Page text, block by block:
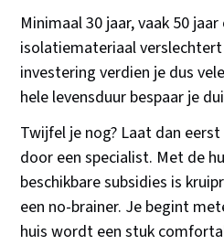
Minimaal 30 jaar, vaak 50
isolatiemateriaal
investering verdien je dus
hele levensduur bespaar je
Twijfel je nog? Laat dan
door een specialist. Met de
beschikbare subsidies is
een no-brainer. Je begint
huis wordt een stuk